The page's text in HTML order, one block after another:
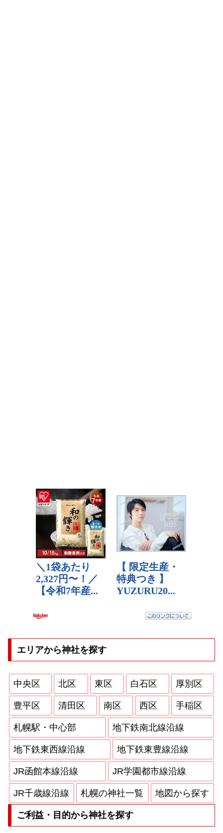
エリアから神社を探す
中央区 北区 東区 白石区 厚別区
豊平区 清田区 南区 西区 手稲区
札幌駅・中心部 地下鉄南北線沿線
地下鉄東西線沿線 地下鉄東豊線沿線
JR函館本線沿線 JR学園都市線沿線
JR千歳線沿線 札幌の神社一覧 地図から探す
ご利益・目的から神社を探す